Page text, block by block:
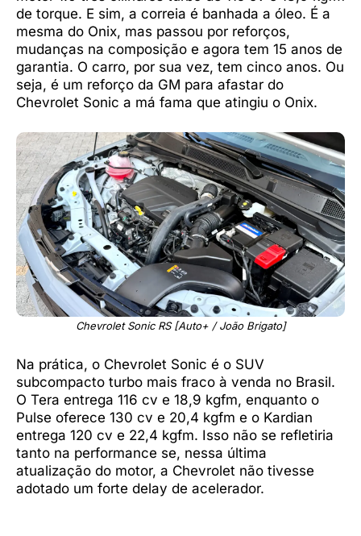
de torque. E sim, a correia é banhada a óleo. É a
mesma do Onix, mas passou por reforços,
mudanças na composição e agora tem 15 anos de
garantia. O carro, por sua vez, tem cinco anos. Ou
seja, é um reforço da GM para afastar do
Chevrolet Sonic a má fama que atingiu o Onix.
Chevrolet Sonic RS [Auto+ / João Brigato]
Na prática, o Chevrolet Sonic é o SUV
subcompacto turbo mais fraco à venda no Brasil.
O Tera entrega 116 cv e 18,9 kgfm, enquanto o
Pulse oferece 130 cv e 20,4 kgfm e o Kardian
entrega 120 cv e 22,4 kgfm. Isso não se refletiria
tanto na performance se, nessa última
atualização do motor, a Chevrolet não tivesse
adotado um forte delay de acelerador.